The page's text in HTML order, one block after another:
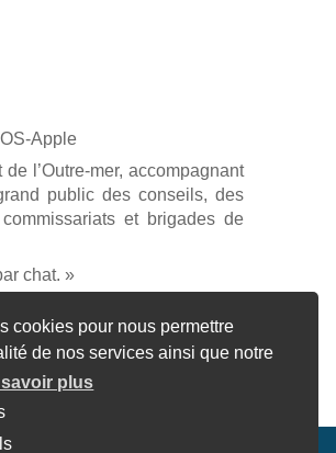
cookies pour nous permettre
de nos services ainsi que notre
savoir plus
Apple
l’Outre-mer, accompagnant
public des conseils, des
et brigades de
chat. »
» PanneauPocket »
Troarn